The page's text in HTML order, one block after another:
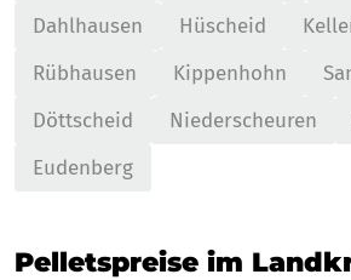
Dahlhausen
Hüscheid
Rübhausen
Kippenhohn
Döttscheid
Niederscheuren
Eudenberg
Pelletspreise im